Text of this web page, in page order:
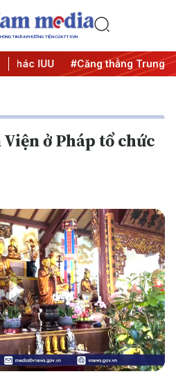
TIN ĐA PHƯƠNG TIỆN CỦA TTXVN
IUU #Căng thẳng Trung Đông
ở Pháp tổ chức
Play
Video